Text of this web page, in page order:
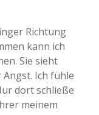
Richtung
kann ich
Sie sieht
Ich fühle
dort schließe
meinem